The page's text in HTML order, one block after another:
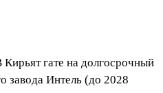
гате на долгосрочный
завода Интель (до 2028